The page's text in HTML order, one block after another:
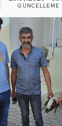
GÜNCELLEME